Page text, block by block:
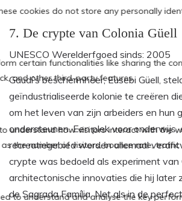
7. De crypte van Colonia Güell
UNESCO Werelderfgoed sinds: 2005
Gaudí’s beschermheer, Eusebi Güell,
geïndustrialiseerde kolonie te creëren
om het leven van zijn arbeiders en hun
ondersteunen. Een plek voor onderwijs,
recreatiegebied werden allemaal
crypte was bedoeld als experiment van
architectonische innovaties die hij later
de Sagrada Família. Net als in de